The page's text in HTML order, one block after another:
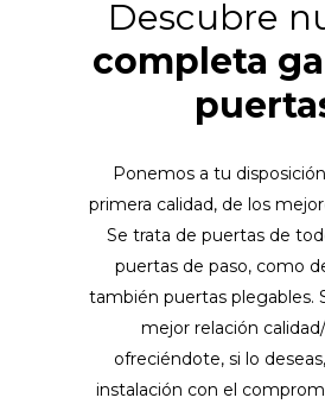
Descubre
completa
Ponemos a tu
primera calidad, de los
Se trata de puertas de
puertas de paso, como
también puertas plegables.
mejor relación
ofreciéndote, si lo
instalación con el